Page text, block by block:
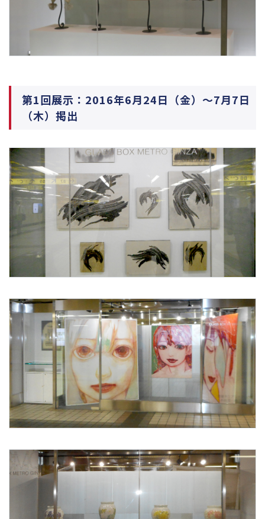
第1回展示：2016年6月24日（金）～7月7日
（木）掲出